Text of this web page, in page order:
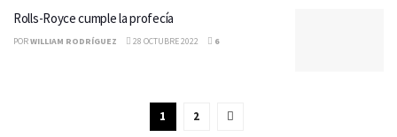
Rolls-Royce cumple la profecía
PORWILLIAM RODRÍGUEZ 28 OCTUBRE 2022 6
1 2